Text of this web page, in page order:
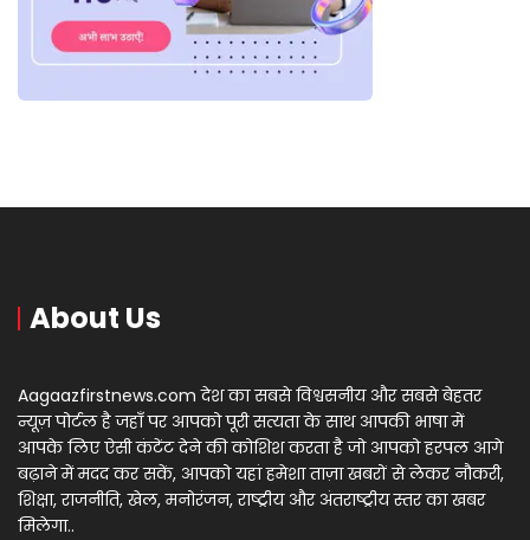
About Us
Aagaazfirstnews.com देश का सबसे विश्वसनीय और सबसे बेहतर
न्यूज़ पोर्टल है जहाँ पर आपको पूरी सत्यता के साथ आपकी भाषा में
आपके लिए ऐसी कंटेंट देने की कोशिश करता है जो आपको हरपल आगे
बढ़ाने में मदद कर सकें, आपको यहां हमेशा ताज़ा खबरों से लेकर नौकरी,
शिक्षा, राजनीति, खेल, मनोरंजन, राष्ट्रीय और अंतराष्ट्रीय स्तर का खबर
मिलेगा..